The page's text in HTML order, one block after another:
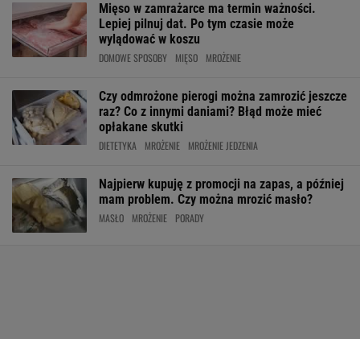
Mięso w zamrażarce ma termin ważności.
Lepiej pilnuj dat. Po tym czasie może
wylądować w koszu
DOMOWE SPOSOBY MIĘSO MROŻENIE
Czy odmrożone pierogi można zamrozić jeszcze
raz? Co z innymi daniami? Błąd może mieć
opłakane skutki
DIETETYKA MROŻENIE MROŻENIE JEDZENIA
Najpierw kupuję z promocji na zapas, a później
mam problem. Czy można mrozić masło?
MASŁO MROŻENIE PORADY